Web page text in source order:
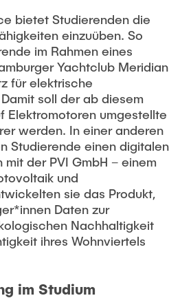
bietet Studierenden die
einzuüben. So
im Rahmen eines
Yachtclub Meridian
für elektrische
soll der ab diesem
Elektromotoren umgestellte
werden. In einer anderen
Studierende einen digitalen
der PVI GmbH – einem
und
sie das Produkt,
Daten zur
Nachhaltigkeit
ihres Wohnviertels
im Studium